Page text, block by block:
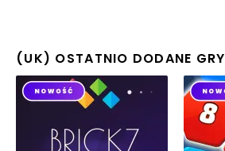
(UK) OSTATNIO DODANE GRY